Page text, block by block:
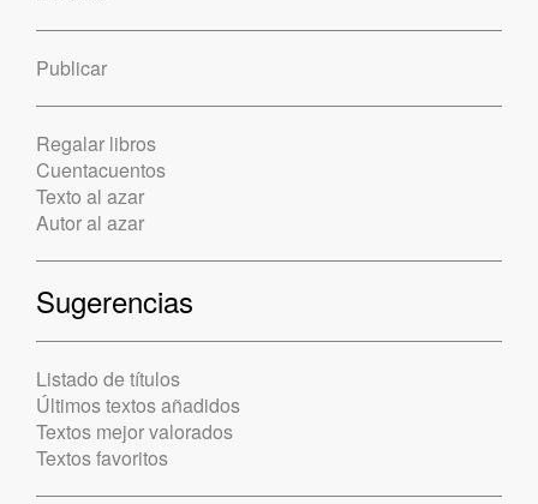
Publicar
Regalar libros
Cuentacuentos
Texto al azar
Autor al azar
Sugerencias
Listado de títulos
Últimos textos añadidos
Textos mejor valorados
Textos favoritos